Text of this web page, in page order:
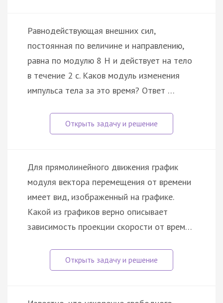
Равнодействующая внешних сил,
постоянная по величине и направлению,
равна по модулю 8 Н и действует на тело
в течение 2 с. Каков модуль изменения
импульса тела за это время? Ответ …
Для прямолинейного движения график
модуля вектора перемещения от времени
имеет вид, изображенный на графике.
Какой из графиков верно описывает
зависимость проекции скорости от врем…